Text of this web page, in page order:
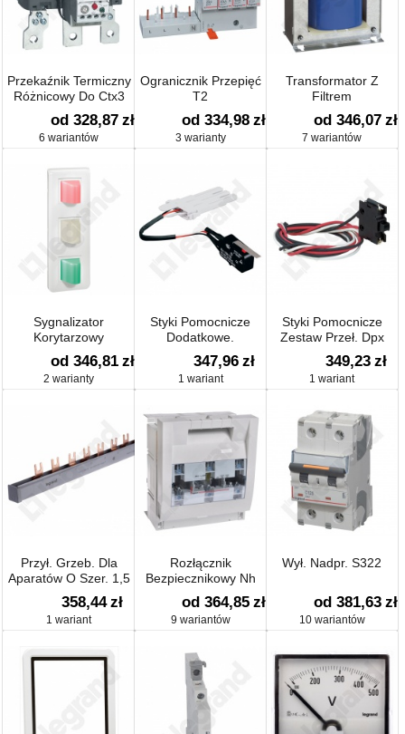
Przekaźnik Termiczny
Różnicowy Do Ctx3
od 328,87 zł
6 wariantów
Ogranicznik Przepięć
T2
od 334,98 zł
3 warianty
Transformator Z
Filtrem
od 346,07 zł
7 wariantów
Sygnalizator
Korytarzowy
od 346,81 zł
2 warianty
Styki Pomocnicze
Dodatkowe.
347,96 zł
1 wariant
Styki Pomocnicze
Zestaw Przeł. Dpx
349,23 zł
1 wariant
Przył. Grzeb. Dla
Aparatów O Szer. 1,5
Modułówułu (r 300) 3
Biegunowe
358,44 zł
1 wariant
Rozłącznik
Bezpiecznikowy Nh
od 364,85 zł
9 wariantów
Wył. Nadpr. S322
od 381,63 zł
10 wariantów